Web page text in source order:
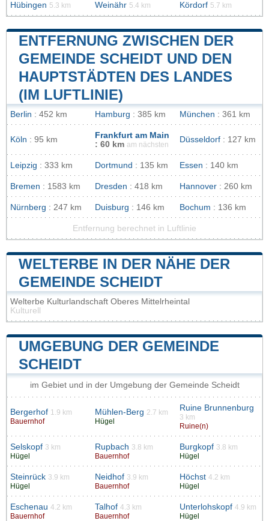
Hübingen 5.3 km Weinähr 5.4 km Kördorf 5.7 km
ENTFERNUNG ZWISCHEN DER
GEMEINDE SCHEIDT UND DEN
HAUPTSTÄDTEN DES LANDES
(IM LUFTLINIE)
Berlin : 452 km Hamburg : 385 km München : 361 km
Köln : 95 km
Frankfurt am Main
: 60 km am nächsten
Düsseldorf : 127 km
Leipzig : 333 km Dortmund : 135 km Essen : 140 km
Bremen : 1583 km Dresden : 418 km Hannover : 260 km
Nürnberg : 247 km Duisburg : 146 km Bochum : 136 km
Entfernung berechnet in Luftlinie
WELTERBE IN DER NÄHE DER
GEMEINDE SCHEIDT
Welterbe Kulturlandschaft Oberes Mittelrheintal
Kulturell
UMGEBUNG DER GEMEINDE
SCHEIDT
im Gebiet und in der Umgebung der Gemeinde Scheidt
Bergerhof 1.9 km
Bauernhof
Mühlen-Berg 2.7 km
Hügel
Ruine Brunnenburg
3 km
Ruine(n)
Selskopf 3 km
Hügel
Rupbach 3.8 km
Bauernhof
Burgkopf 3.8 km
Hügel
Steinrück 3.9 km
Hügel
Neidhof 3.9 km
Bauernhof
Höchst 4.2 km
Hügel
Eschenau 4.2 km
Bauernhof
Talhof 4.3 km
Bauernhof
Unterlohskopf 4.9 km
Hügel